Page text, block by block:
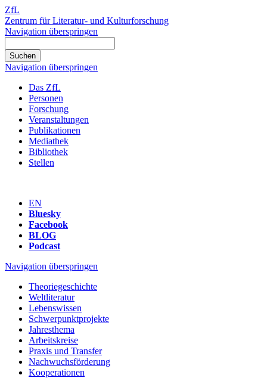
ZfL
Zentrum für Literatur- und Kulturforschung
Navigation überspringen
Navigation überspringen
Das ZfL
Personen
Forschung
Veranstaltungen
Publikationen
Mediathek
Bibliothek
Stellen
EN
Bluesky
Facebook
BLOG
Podcast
Navigation überspringen
Theoriegeschichte
Weltliteratur
Lebenswissen
Schwerpunktprojekte
Jahresthema
Arbeitskreise
Praxis und Transfer
Nachwuchsförderung
Kooperationen